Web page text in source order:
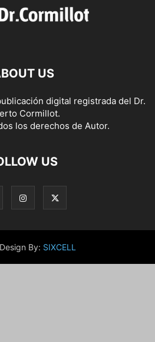
US
digital registrada del Dr.
Cormillot.
los derechos de Autor.
US
By: SIXCELL